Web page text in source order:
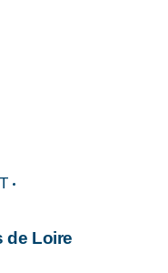
de Loire